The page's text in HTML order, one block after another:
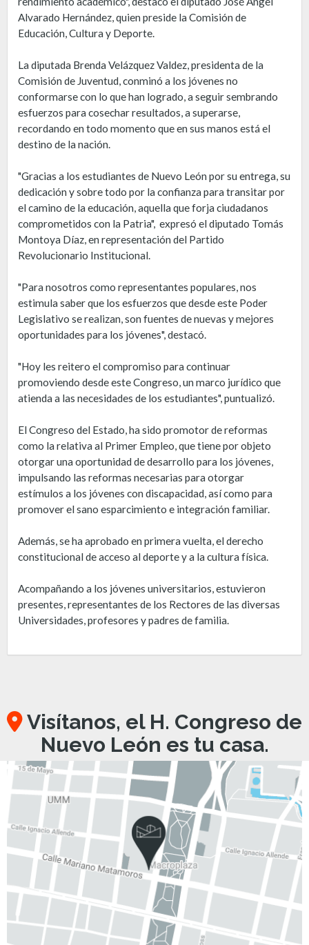
Alvarado Hernández, quien preside la Comisión de
Educación, Cultura y Deporte.
La diputada Brenda Velázquez Valdez, presidenta de la
Comisión de Juventud, conminó a los jóvenes no
conformarse con lo que han logrado, a seguir sembrando
esfuerzos para cosechar resultados, a superarse,
recordando en todo momento que en sus manos está el
destino de la nación.
"Gracias a los estudiantes de Nuevo León por su entrega, su
dedicación y sobre todo por la confianza para transitar por
el camino de la educación, aquella que forja ciudadanos
comprometidos con la Patria", expresó el diputado Tomás
Montoya Díaz, en representación del Partido
Revolucionario Institucional.
"Para nosotros como representantes populares, nos
estimula saber que los esfuerzos que desde este Poder
Legislativo se realizan, son fuentes de nuevas y mejores
oportunidades para los jóvenes", destacó.
"Hoy les reitero el compromiso para continuar
promoviendo desde este Congreso, un marco jurídico que
atienda a las necesidades de los estudiantes", puntualizó.
El Congreso del Estado, ha sido promotor de reformas
como la relativa al Primer Empleo, que tiene por objeto
otorgar una oportunidad de desarrollo para los jóvenes,
impulsando las reformas necesarias para otorgar
estímulos a los jóvenes con discapacidad, así como para
promover el sano esparcimiento e integración familiar.
Además, se ha aprobado en primera vuelta, el derecho
constitucional de acceso al deporte y a la cultura física.
Acompañando a los jóvenes universitarios, estuvieron
presentes, representantes de los Rectores de las diversas
Universidades, profesores y padres de familia.
Visítanos, el H. Congreso de
Nuevo León es tu casa.